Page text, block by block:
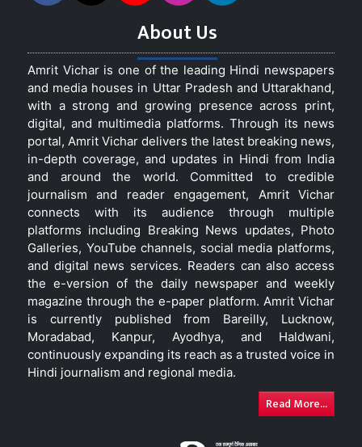
About Us
Amrit Vichar is one of the leading Hindi newspapers
and media houses in Uttar Pradesh and Uttarakhand,
with a strong and growing presence across print,
digital, and multimedia platforms. Through its news
portal, Amrit Vichar delivers the latest breaking news,
in-depth coverage, and updates in Hindi from India
and around the world. Committed to credible
journalism and reader engagement, Amrit Vichar
connects with its audience through multiple
platforms including Breaking News updates, Photo
Galleries, YouTube channels, social media platforms,
and digital news services. Readers can also access
the e-version of the daily newspaper and weekly
magazine through the e-paper platform. Amrit Vichar
is currently published from Bareilly, Lucknow,
Moradabad, Kanpur, Ayodhya, and Haldwani,
continuously expanding its reach as a trusted voice in
Hindi journalism and regional media.
Read More...